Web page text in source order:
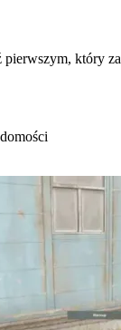
który